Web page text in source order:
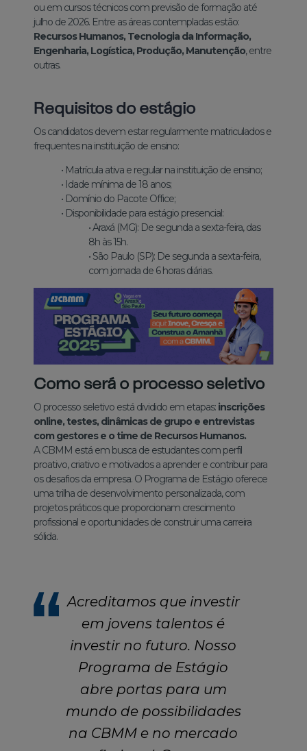
ou em cursos técnicos com previsão de formação até
julho de 2026. Entre as áreas contempladas estão:
Recursos Humanos, Tecnologia da Informação,
Engenharia, Logística, Produção, Manutenção, entre
outras.
Requisitos do estágio
Os candidatos devem estar regularmente matriculados e
frequentes na instituição de ensino:
• Matrícula ativa e regular na instituição de ensino;
• Idade mínima de 18 anos;
• Domínio do Pacote Office;
• Disponibilidade para estágio presencial:
• Araxá (MG): De segunda a sexta-feira, das
8h às 15h.
• São Paulo (SP): De segunda a sexta-feira,
com jornada de 6 horas diárias.
Como será o processo seletivo
O processo seletivo está dividido em etapas: inscrições
online, testes, dinâmicas de grupo e entrevistas
com gestores e o time de Recursos Humanos.
A CBMM está em busca de estudantes com perfil
proativo, criativo e motivados a aprender e contribuir para
os desafios da empresa. O Programa de Estágio oferece
uma trilha de desenvolvimento personalizada, com
projetos práticos que proporcionam crescimento
profissional e oportunidades de construir uma carreira
sólida.
Acreditamos que investir
em jovens talentos é
investir no futuro. Nosso
Programa de Estágio
abre portas para um
mundo de possibilidades
na CBMM e no mercado